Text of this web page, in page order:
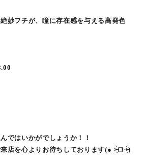
妙フチが、瞳に存在感を与える高発色
ではいかがでしょうか！！
店を心よりお待ちしております(● ˃̶͈̀ロ˂̶͈́)